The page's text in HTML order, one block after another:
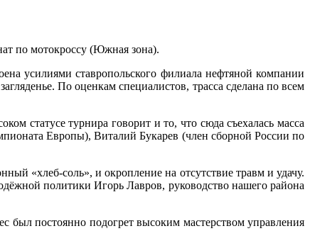
по мотокроссу (Южная зона).
усилиями ставропольского филиала нефтяной компании
По оценкам специалистов, трасса сделана по всем
статусе турнира говорит и то, что сюда съехалась масса
Европы), Виталий Букарев (член сборной России по
«хлеб-соль», и окропление на отсутствие травм и удачу.
политики Игорь Лавров, руководство нашего района
был постоянно подогрет высоким мастерством управления